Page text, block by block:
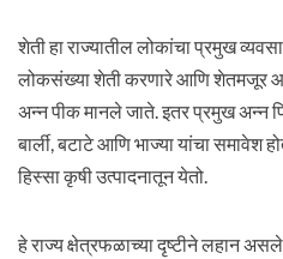
शेती हा राज्यातील लोकांचा प्रमुख
लोकसंख्या शेती करणारे आणि शेतमजूर
अन्न पीक मानले जाते. इतर प्रमुख अन्न
बार्ली, बटाटे आणि भाज्या यांचा समावेश
हिस्सा कृषी उत्पादनातून येतो.
हे राज्य क्षेत्रफळाच्या दृष्टीने लहान